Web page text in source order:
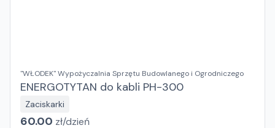
"WŁODEK" Wypożyczalnia Sprzętu Budowlanego i Ogrodniczego
ENERGOTYTAN do kabli PH-300
Zaciskarki
60.00 zł/dzień